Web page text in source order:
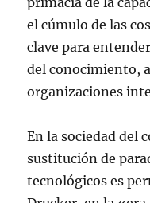
el cúmulo de las
clave para
del conocimiento,
organizaciones
En la sociedad del
sustitución de
tecnológicos es